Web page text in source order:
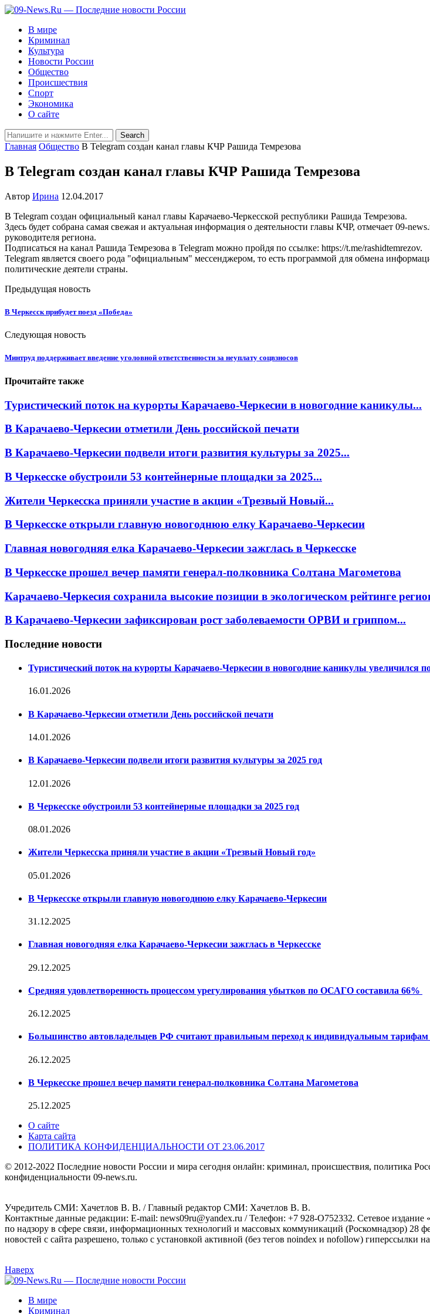
В мире
Криминал
Культура
Новости России
Общество
Происшествия
Спорт
Экономика
О сайте
Главная Общество В Telegram создан канал главы КЧР Рашида Темрезова
В Telegram создан канал главы КЧР Рашида Темрезова
Автор Ирина 12.04.2017
В Telegram создан официальный канал главы Карачаево-Черкесской республики Рашида Темрезова.
Здесь будет собрана самая свежая и актуальная информация о деятельности главы КЧР, отмечает
руководителя региона.
Подписаться на канал Рашида Темрезова в Telegram можно пройдя по ссылке: https://t.me/rashidtemrezov.
Telegram является своего рода "официальным" мессенджером, то есть программой для обмена
политические деятели страны.
Предыдущая новость
В Черкесск прибудет поезд «Победа»
Следующая новость
Минтруд поддерживает введение уголовной ответственности за неуплату соцвзносов
Прочитайте также
Туристический поток на курорты Карачаево-Черкесии в новогодние каникулы...
В Карачаево-Черкесии отметили День российской печати
В Карачаево-Черкесии подвели итоги развития культуры за 2025...
В Черкесске обустроили 53 контейнерные площадки за 2025...
Жители Черкесска приняли участие в акции «Трезвый Новый...
В Черкесске открыли главную новогоднюю елку Карачаево-Черкесии
Главная новогодняя елка Карачаево-Черкесии зажглась в Черкесске
В Черкесске прошел вечер памяти генерал-полковника Солтана Магометова
Карачаево-Черкесия сохранила высокие позиции в экологическом рейтинге
В Карачаево-Черкесии зафиксирован рост заболеваемости ОРВИ и гриппом...
Последние новости
Туристический поток на курорты Карачаево-Черкесии в новогодние каникулы увеличился
16.01.2026
В Карачаево-Черкесии отметили День российской печати
14.01.2026
В Карачаево-Черкесии подвели итоги развития культуры за 2025 год
12.01.2026
В Черкесске обустроили 53 контейнерные площадки за 2025 год
08.01.2026
Жители Черкесска приняли участие в акции «Трезвый Новый год»
05.01.2026
В Черкесске открыли главную новогоднюю елку Карачаево-Черкесии
31.12.2025
Главная новогодняя елка Карачаево-Черкесии зажглась в Черкесске
29.12.2025
Средняя удовлетворенность процессом урегулирования убытков по ОСАГО составила 66%
26.12.2025
Большинство автовладельцев РФ считают правильным переход к индивидуальным
26.12.2025
В Черкесске прошел вечер памяти генерал-полковника Солтана Магометова
25.12.2025
О сайте
Карта сайта
ПОЛИТИКА КОНФИДЕНЦИАЛЬНОСТИ ОТ 23.06.2017
© 2012-2022 Последние новости России и мира сегодня онлайн: криминал, происшествия, политика
конфиденциальности 09-news.ru.
Учредитель СМИ: Хaчeтлoв B. B. / Главный редактор СМИ: Хaчeтлoв B. B.
Контактные данные редакции: E-mail: news09ru@yandex.ru / Телефон: +7 928-O752332. Сетевое
по надзору в сфере связи, информационных технологий и массовых коммуникаций (Роскомнадзор)
новостей с сайта разрешено, только с установкой активной (без тегов noindex и nofollow) гиперссылки
Наверх
В мире
Криминал